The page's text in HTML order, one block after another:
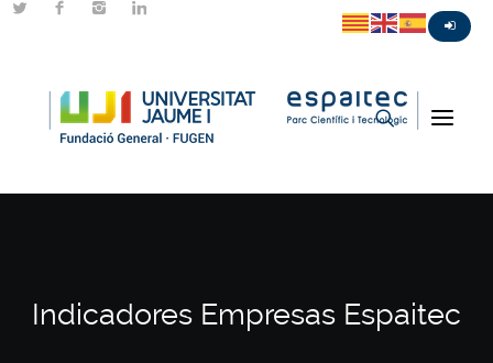
Indicadores Empresas Espaitec